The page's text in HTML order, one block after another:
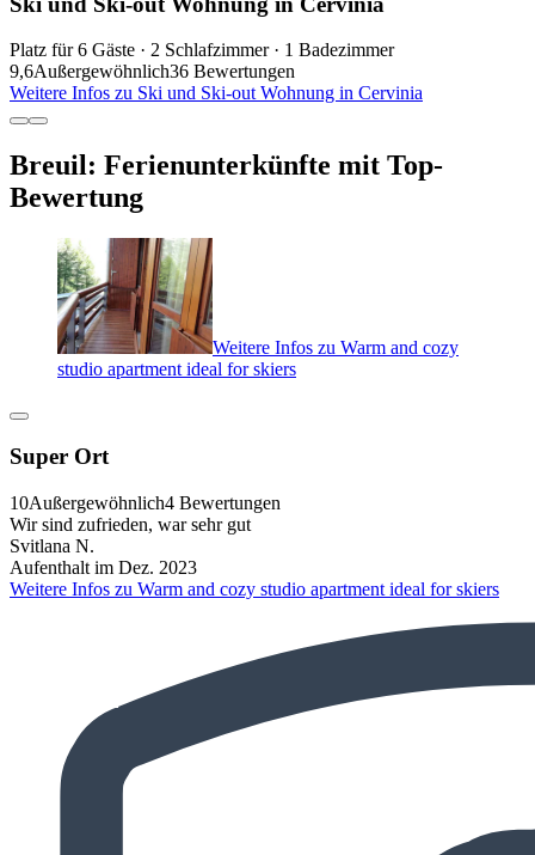
Platz für 6 Gäste · 2 Schlafzimmer · 1 Badezimmer
9,6Außergewöhnlich36 Bewertungen
Weitere Infos zu Ski und Ski-out Wohnung in Cervinia
Breuil: Ferienunterkünfte mit Top-
Bewertung
Weitere Infos zu Warm and cozy
studio apartment ideal for skiers
Super Ort
10Außergewöhnlich4 Bewertungen
Wir sind zufrieden, war sehr gut
Svitlana N.
Aufenthalt im Dez. 2023
Weitere Infos zu Warm and cozy studio apartment ideal for skiers